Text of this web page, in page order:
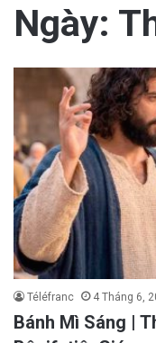
Ngày:
Téléfranc 4 Tháng 6,
Bánh Mì Sáng |